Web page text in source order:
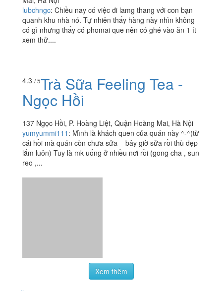
4.0/ 5Vitamins Foods &
Drinks
Mai, Hà Nội
lubchngc :Chiều nay có việc đi lamg thang với con bạn
quanh khu nhà nó. Tự nhiên thấy hàng này nhìn không
có gì nhưng thấy có phomai que nên có ghé vào ăn 1 ít
xem thử....
4.3 / 5Trà Sữa Feeling Tea -
Ngọc Hồi
Xem thêm